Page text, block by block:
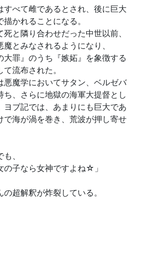
すべて雌であるとされ、後に巨大
かれることになる。
と隣り合わせだった中世以前、
とみなされるようになり、
大罪』のうち『嫉妬』を象徴する
流布された。
悪魔学においてサタン、ベルゼバ
ち、さらに地獄の海軍大提督とし
ヨブ記では、あまりにも巨大であ
で海が渦を巻き、荒波が押し寄せ
、
子なら女神ですよね☆」
超解釈が炸裂している。